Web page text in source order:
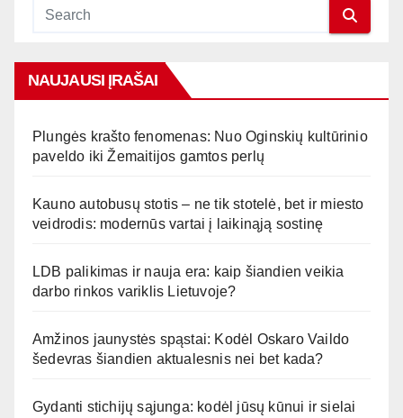
NAUJAUSI ĮRAŠAI
Plungės krašto fenomenas: Nuo Oginskių kultūrinio
paveldo iki Žemaitijos gamtos perlų
Kauno autobusų stotis – ne tik stotelė, bet ir miesto
veidrodis: modernūs vartai į laikinąją sostinę
LDB palikimas ir nauja era: kaip šiandien veikia
darbo rinkos variklis Lietuvoje?
Amžinos jaunystės spąstai: Kodėl Oskaro Vaildo
šedevras šiandien aktualesnis nei bet kada?
Gydanti stichijų sąjunga: kodėl jūsų kūnui ir sielai